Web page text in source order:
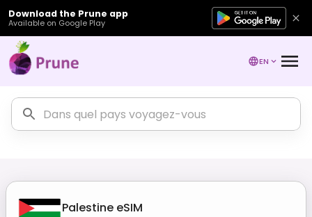
Download the Prune app
Available on Google Play
EN
Palestine eSIM